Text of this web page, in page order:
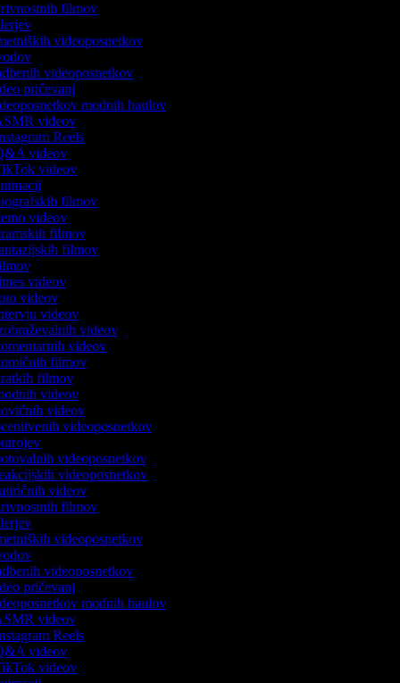
filmov
videoposnetkov
videoposnetkov
pričevanj
modnih haulov
videov
Reels
videov
videov
filmov
videov
filmov
filmov
videov
videov
videov
videov
videov
filmov
filmov
videov
videov
videoposnetkov
videoposnetkov
videoposnetkov
videov
filmov
videoposnetkov
videoposnetkov
pričevanj
modnih haulov
videov
Reels
videov
videov